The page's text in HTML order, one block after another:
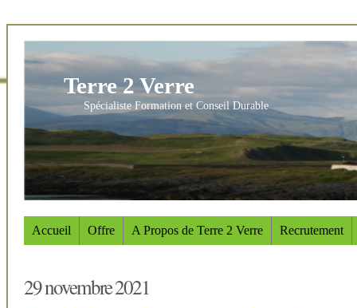
Terre 2 Verre
Spécialiste Formation et Conseil Durable
Accueil Offre A Propos de Terre 2 Verre Recrutement
29 novembre 2021